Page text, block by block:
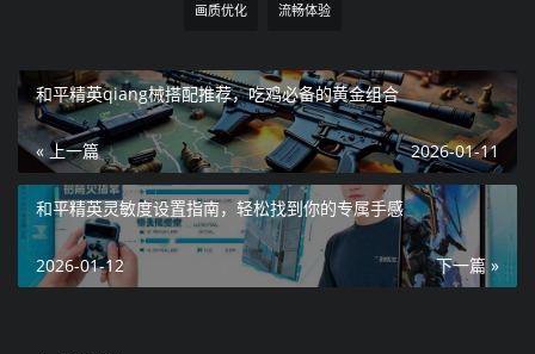
画质优化 流畅体验
和平精英qiang械搭配推荐，吃鸡必备的黄金组合
« 上一篇 2026-01-11
和平精英灵敏度设置指南，轻松找到你的专属手感
下一篇 »
2026-01-12